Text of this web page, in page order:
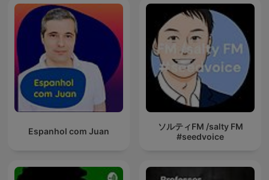
Espanhol com Juan
ソルティFM /salty FM
#seedvoice